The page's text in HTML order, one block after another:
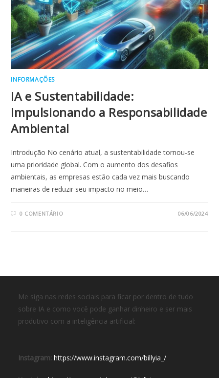
INFORMAÇÕES
IA e Sustentabilidade:
Impulsionando a Responsabilidade
Ambiental
Introdução No cenário atual, a sustentabilidade tornou-se
uma prioridade global. Com o aumento dos desafios
ambientais, as empresas estão cada vez mais buscando
maneiras de reduzir seu impacto no meio…
0 COMENTÁRIO 06/06/2024
Me siga nas redes sociais para ficar por dentro de tudo
sobre IA e como você pode ganhar dinheiro e ser mais
produtivo com a inteligência artificial:
Instagram: https://www.instagram.com/billyia_/